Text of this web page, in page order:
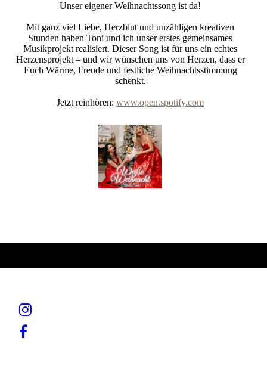
Unser eigener Weihnachtssong ist da!
Mit ganz viel Liebe, Herzblut und unzähligen kreativen
Stunden haben Toni und ich unser erstes gemeinsames
Musikprojekt realisiert. Dieser Song ist für uns ein echtes
Herzensprojekt – und wir wünschen uns von Herzen, dass er
Euch Wärme, Freude und festliche Weihnachtsstimmung
schenkt.
Jetzt reinhören:www.open.spotify.com